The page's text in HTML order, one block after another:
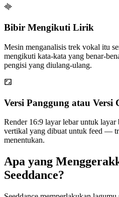
Bibir Mengikuti Lirik
Mesin menganalisis trek vokal itu
mengikuti kata-kata yang benar-
pengisi yang diulang-ulang.
Versi Panggung atau Versi
Render 16:9 layar lebar untuk layar
vertikal yang dibuat untuk feed —
menentukan.
Apa yang
Seeddance?